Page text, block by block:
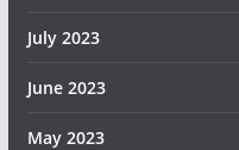
July 2023
June 2023
May 2023